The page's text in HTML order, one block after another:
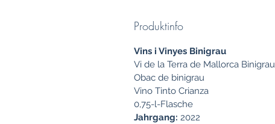
Produktinfo
Vins i Vinyes Binigrau
Vi de la Terra de Mallorca Binigrau
Obac de binigrau
Vino Tinto Crianza
0,75-l-Flasche
Jahrgang: 2022